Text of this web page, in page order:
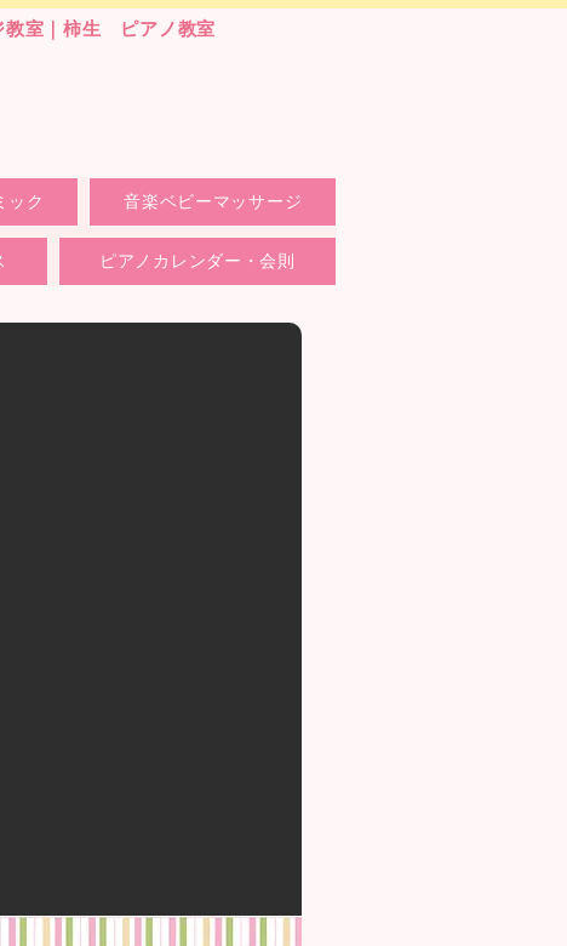
教室｜柿生 ピアノ教室
ック 音楽ベビーマッサージ
ピアノカレンダー・会則